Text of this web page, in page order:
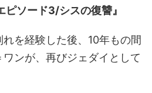
ピソード3/シスの復讐』
を経験した後、10年もの間
ンが、再びジェダイとして